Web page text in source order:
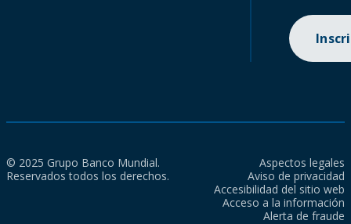
© 2025 Grupo Banco Mundial.
Reservados todos los derechos.
Aspectos legales
Aviso de privacidad
Accesibilidad del sitio web
Acceso a la información
Alerta de fraude